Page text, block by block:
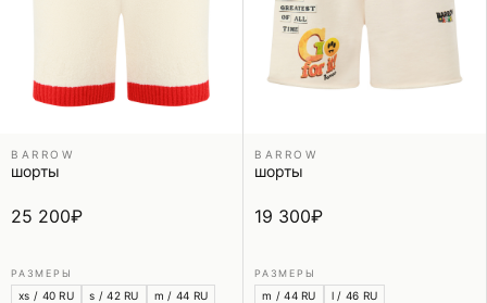
BARROW
шорты
25 200₽
РАЗМЕРЫ
xs / 40 RU s / 42 RU m / 44 RU
BARROW
шорты
19 300₽
РАЗМЕРЫ
m / 44 RU l / 46 RU